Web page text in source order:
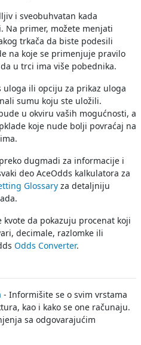
i sveobuhvatan kada
Na primer, možete menjati
trkača da biste podesili
na koje se primenjuje pravilo
u trci ima više pobednika.
ili opciju za prikaz uloga
sumu koju ste uložili.
u okviru vaših mogućnosti, a
koje nude bolji povraćaj na
dugmadi za informacije i
deo AceOdds kalkulatora za
Glossary za detaljniju
da pokazuju procenat koji
decimale, razlomke ili
Odds Converter.
- Informišite se o svim vrstama
kao i kako se one računaju.
sa odgovarajućim